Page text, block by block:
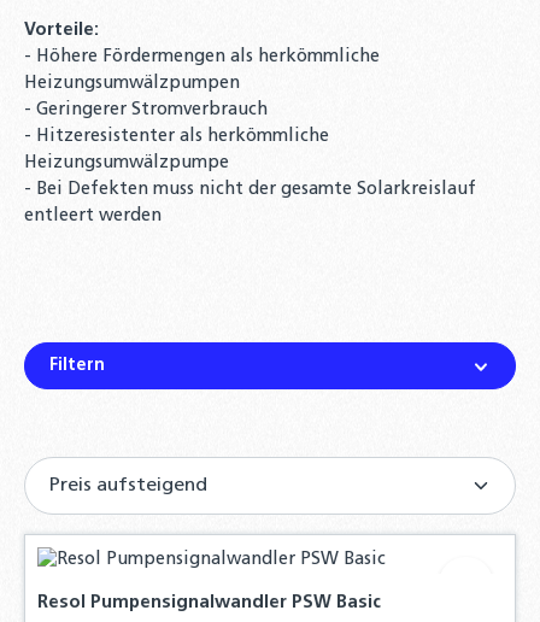
Vorteile:
- Höhere Fördermengen als herkömmliche
Heizungsumwälzpumpen
- Geringerer Stromverbrauch
- Hitzeresistenter als herkömmliche
Heizungsumwälzpumpe
- Bei Defekten muss nicht der gesamte Solarkreislauf
entleert werden
Filtern
Resol Pumpensignalwandler PSW Basic